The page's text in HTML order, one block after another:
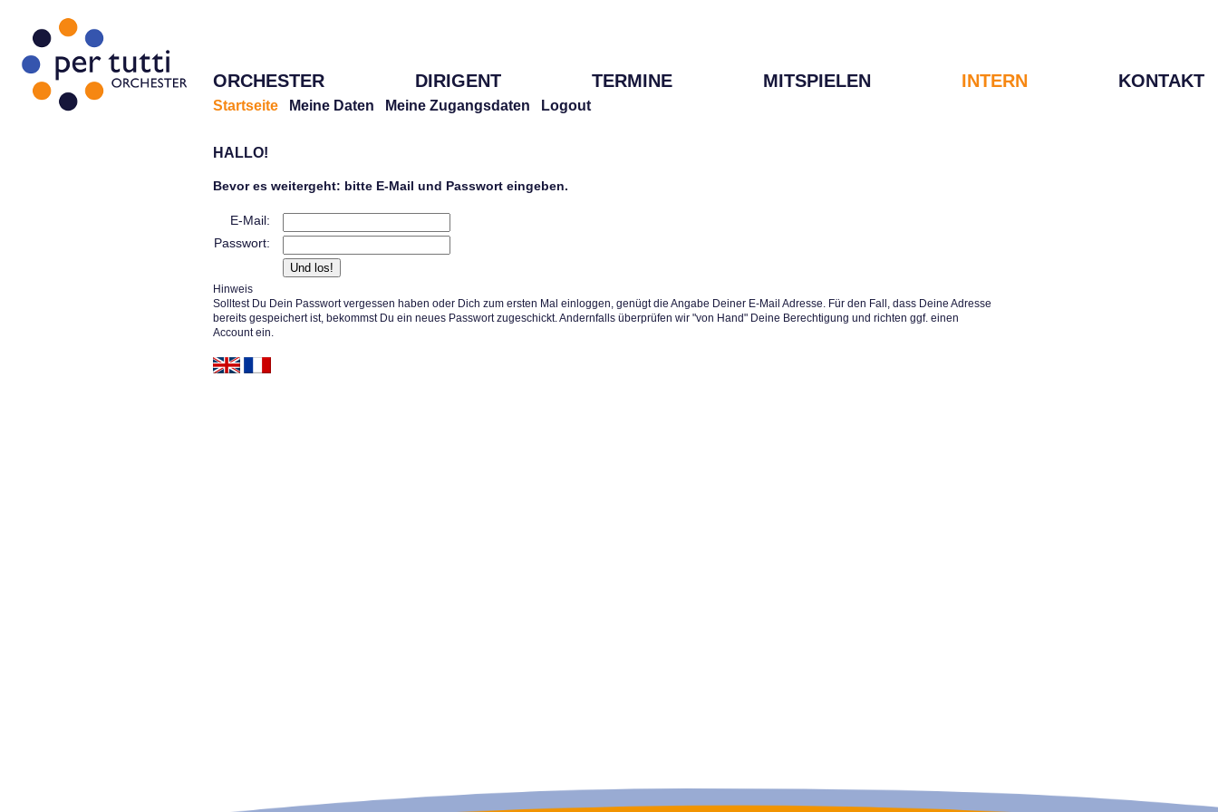
ORCHESTER DIRIGENT TERMINE MITSPIELEN INTERN KONTAKT
Startseite Meine Daten Meine Zugangsdaten Logout
HALLO!
Bevor es weitergeht: bitte E-Mail und Passwort eingeben.
E-Mail:
Passwort:
Hinweis
Solltest Du Dein Passwort vergessen haben oder Dich zum ersten Mal einloggen, genügt die Angabe Deiner E-Mail Adresse. Für den Fall, dass Deine Adresse
bereits gespeichert ist, bekommst Du ein neues Passwort zugeschickt. Andernfalls überprüfen wir "von Hand" Deine Berechtigung und richten ggf. einen
Account ein.